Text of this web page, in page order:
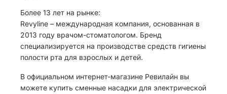
Более 13 лет на рынке:
Revyline – международная компания, основанная в
2013 году врачом-стоматологом. Бренд
специализируется на производстве средств гигиены
полости рта для взрослых и детей.
В официальном интернет-магазине Ревилайн вы
можете купить сменные насадки для электрической